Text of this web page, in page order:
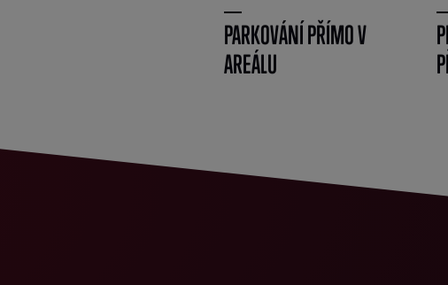
PARKOVÁNÍ PŘÍMO V
AREÁLU